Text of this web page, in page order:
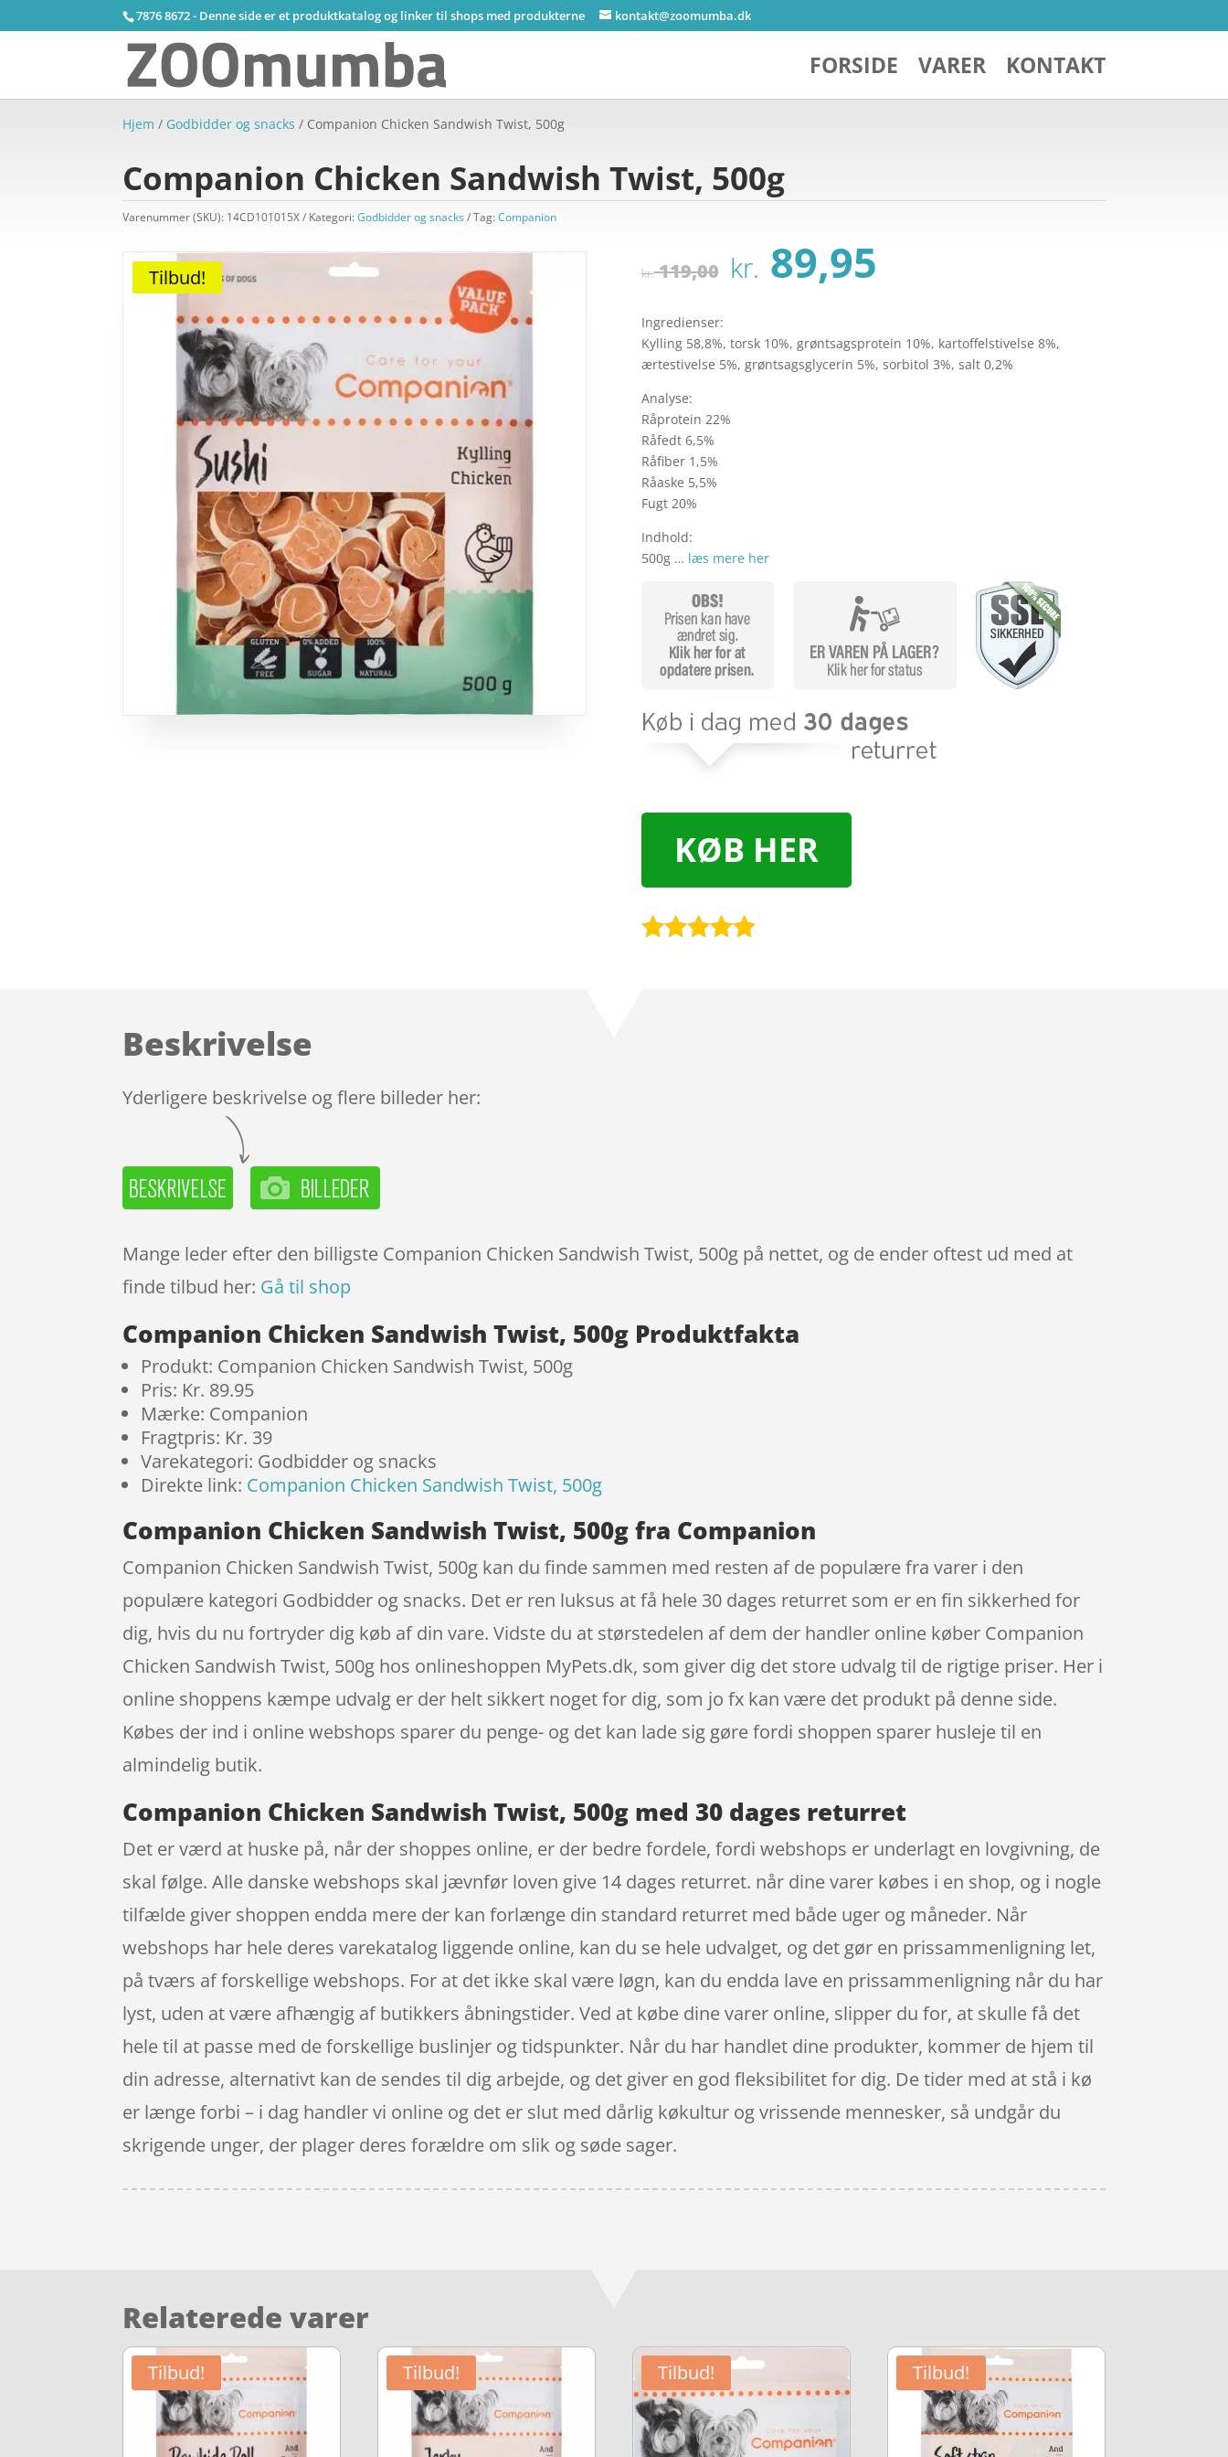
7876 8672 - Denne side er et produktkatalog og linker til shops med produkterne kontakt@zoomumba.dk
FORSIDE VARER KONTAKT
Hjem / Godbidder og snacks / Companion Chicken Sandwish Twist, 500g
Companion Chicken Sandwish Twist, 500g
Varenummer (SKU): 14CD101015X Kategori:Godbidder og snacks Tag:Companion
Tilbud! kr.119,00 Den
oprindelige
var:
kr. 119,00.
kr. 89,95
er:
kr. 89,95.
Ingredienser:
Kylling 58,8%, torsk 10%, grøntsagsprotein 10%, kartoffelstivelse 8%,
ærtestivelse 5%, grøntsagsglycerin 5%, sorbitol 3%, salt 0,2%
Analyse:
Råprotein 22%
Råfedt 6,5%
Råfiber 1,5%
Råaske 5,5%
Fugt 20%
Indhold:
500g … læs mere her
KØB HER
Beskrivelse
Yderligere beskrivelse og flere billeder her:
Mange leder efter den billigste Companion Chicken Sandwish Twist, 500g på nettet, og de ender oftest ud med at
finde tilbud her: Gå til shop
Companion Chicken Sandwish Twist, 500g Produktfakta
Produkt: Companion Chicken Sandwish Twist, 500g
Pris: Kr. 89.95
Mærke: Companion
Fragtpris: Kr. 39
Varekategori: Godbidder og snacks
Direkte link: Companion Chicken Sandwish Twist, 500g
Companion Chicken Sandwish Twist, 500g fra Companion
Companion Chicken Sandwish Twist, 500g kan du finde sammen med resten af de populære fra varer i den
populære kategori Godbidder og snacks. Det er ren luksus at få hele 30 dages returret som er en fin sikkerhed for
dig, hvis du nu fortryder dig køb af din vare. Vidste du at størstedelen af dem der handler online køber Companion
Chicken Sandwish Twist, 500g hos onlineshoppen MyPets.dk, som giver dig det store udvalg til de rigtige priser. Her i
online shoppens kæmpe udvalg er der helt sikkert noget for dig, som jo fx kan være det produkt på denne side.
Købes der ind i online webshops sparer du penge- og det kan lade sig gøre fordi shoppen sparer husleje til en
almindelig butik.
Companion Chicken Sandwish Twist, 500g med 30 dages returret
Det er værd at huske på, når der shoppes online, er der bedre fordele, fordi webshops er underlagt en lovgivning, de
skal følge. Alle danske webshops skal jævnfør loven give 14 dages returret. når dine varer købes i en shop, og i nogle
tilfælde giver shoppen endda mere der kan forlænge din standard returret med både uger og måneder. Når
webshops har hele deres varekatalog liggende online, kan du se hele udvalget, og det gør en prissammenligning let,
på tværs af forskellige webshops. For at det ikke skal være løgn, kan du endda lave en prissammenligning når du har
lyst, uden at være afhængig af butikkers åbningstider. Ved at købe dine varer online, slipper du for, at skulle få det
hele til at passe med de forskellige buslinjer og tidspunkter. Når du har handlet dine produkter, kommer de hjem til
din adresse, alternativt kan de sendes til dig arbejde, og det giver en god fleksibilitet for dig. De tider med at stå i kø
er længe forbi – i dag handler vi online og det er slut med dårlig køkultur og vrissende mennesker, så undgår du
skrigende unger, der plager deres forældre om slik og søde sager.
Relaterede varer
Tilbud! Tilbud! Tilbud! Tilbud!